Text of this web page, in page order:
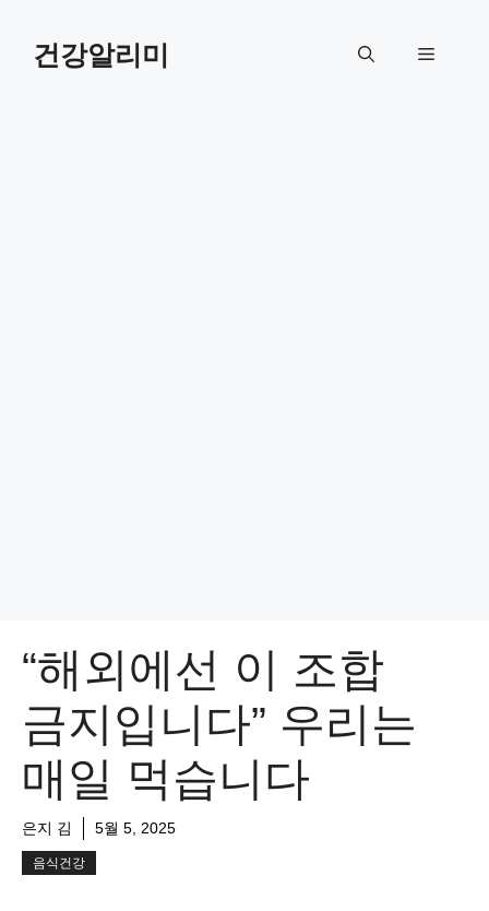
건강알리미 메
“해외에선 이 조합
금지입니다” 우리는
매일 먹습니다
은지 김 5월 5, 2025
음식건강